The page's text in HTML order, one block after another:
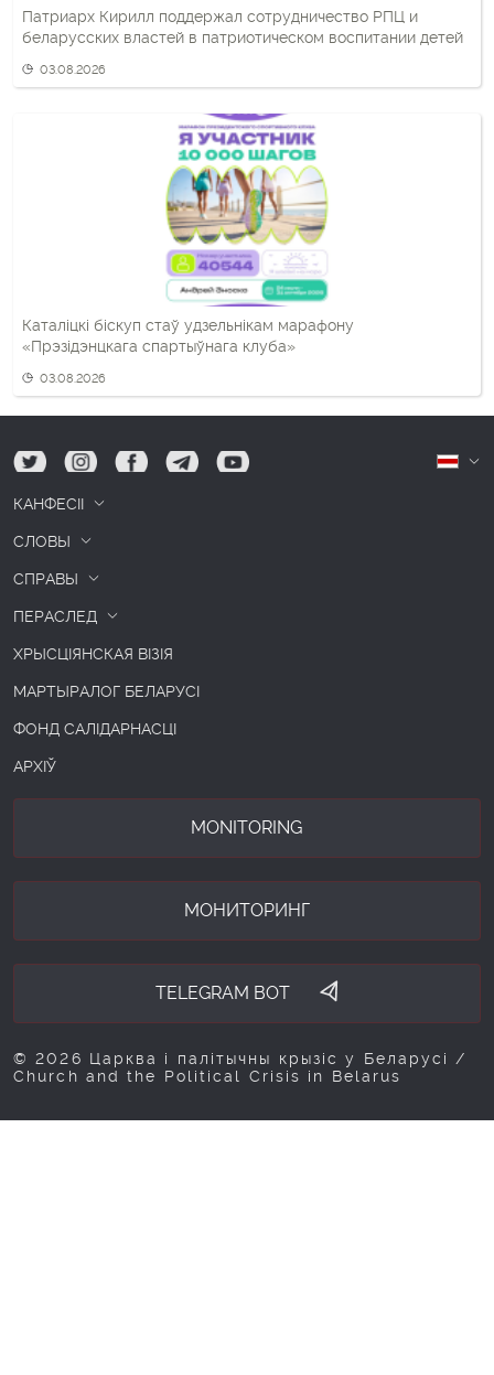
Патриарх Кирилл поддержал сотрудничество РПЦ и
беларусских властей в патриотическом воспитании детей
03.08.2026
Каталіцкі біскуп стаў удзельнікам марафону
«Прэзідэнцкага спартыўнага клуба»
03.08.2026
tw ig fb tg yt
КАНФЕСІІ
СЛОВЫ
СПРАВЫ
ПЕРАСЛЕД
ХРЫСЦІЯНСКАЯ ВІЗІЯ
МАРТЫРАЛОГ БЕЛАРУСІ
ФОНД САЛІДАРНАСЦІ
АРХІЎ
MONITORING
МОНИТОРИНГ
TELEGRAM BOT
© 2026 Царква і палітычны крызіс у Беларусі /
Church and the Political Crisis in Belarus